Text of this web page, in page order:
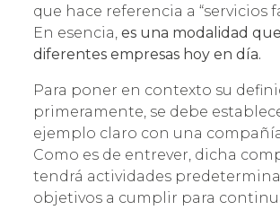
que hace referencia a “servicios
En esencia, es una modalidad
diferentes empresas hoy en día.
Para poner en contexto su
primeramente, se debe
ejemplo claro con una
Como es de entrever, dicha
tendrá actividades
objetivos a cumplir para